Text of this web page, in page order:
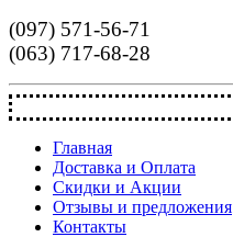
(097) 571-56-71
(063) 717-68-28
Главная
Доставка и Оплата
Скидки и Акции
Отзывы и предложения
Контакты